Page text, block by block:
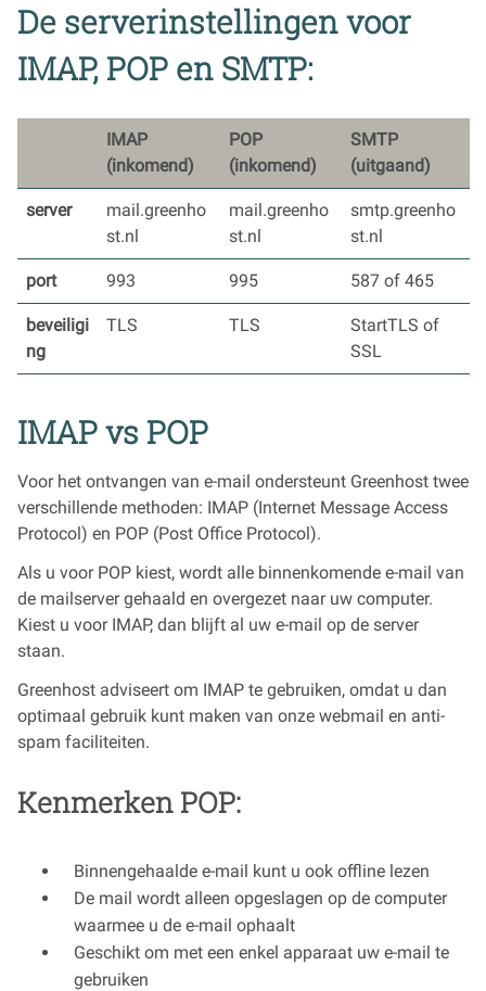
De serverinstellingen voor
IMAP, POP en SMTP:
IMAP
(inkomend)
POP
(inkomend)
SMTP
(uitgaand)
server
mail.greenho
st.nl
mail.greenho
st.nl
smtp.greenho
st.nl
port 993 995 587 of 465
beveiligi
ng
TLS TLS
StartTLS of
SSL
IMAP vs POP
Voor het ontvangen van e-mail ondersteunt Greenhost twee
verschillende methoden: IMAP (Internet Message Access
Protocol) en POP (Post Office Protocol).
Als u voor POP kiest, wordt alle binnenkomende e-mail van
de mailserver gehaald en overgezet naar uw computer.
Kiest u voor IMAP, dan blijft al uw e-mail op de server
staan.
Greenhost adviseert om IMAP te gebruiken, omdat u dan
optimaal gebruik kunt maken van onze webmail en anti-
spam faciliteiten.
Kenmerken POP:
Binnengehaalde e-mail kunt u ook offline lezen
De mail wordt alleen opgeslagen op de computer
waarmee u de e-mail ophaalt
Geschikt om met een enkel apparaat uw e-mail te
gebruiken